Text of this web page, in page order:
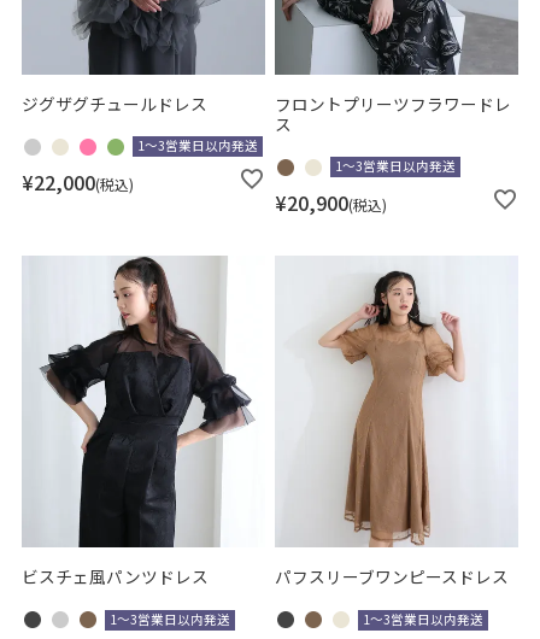
ジグザグチュールドレス
1～3営業日以内発送
¥22,000 税込
フロントプリーツフラワードレ
ス
1～3営業日以内発送
¥20,900 税込
ビスチェ風パンツドレス
1～3営業日以内発送
パフスリーブワンピースドレス
1～3営業日以内発送